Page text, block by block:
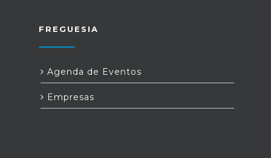
FREGUESIA
Agenda de Eventos
Empresas